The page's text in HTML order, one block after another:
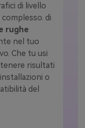
di livello
di
rughe
nel tuo
Che tu usi
risultati
o
del